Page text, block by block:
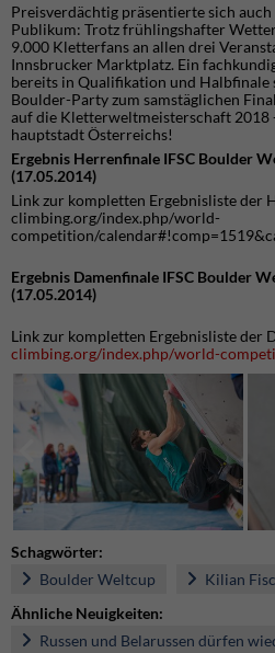
Preisverdächtig präsentierte sich
Publikum: Trotz frühlingshafter
9.000 Kletterfans an allen drei
Innsbrucker Marktplatz. Ein
bereits in Qualifikation und Halbfinale
Boulder-Party zum samstäglichen
auf die Kletterweltmeisterschaft 2018
hauptstadt Österreichs!
Ergebnis Herrenfinale IFSC Boulder
(17.05.2014)
Link zur kompletten Ergebnisliste der
climbing.org/index.php/world-
competition/
Ergebnis Damenfinale IFSC Boulder
(17.05.2014)
Link zur kompletten Ergebnisliste der
climbing.org/index.php/world-
Schagwörter:
Boulder Weltcup
Kilian
Ähnliche Neuigkeiten:
Russen und Belarussen dürfen